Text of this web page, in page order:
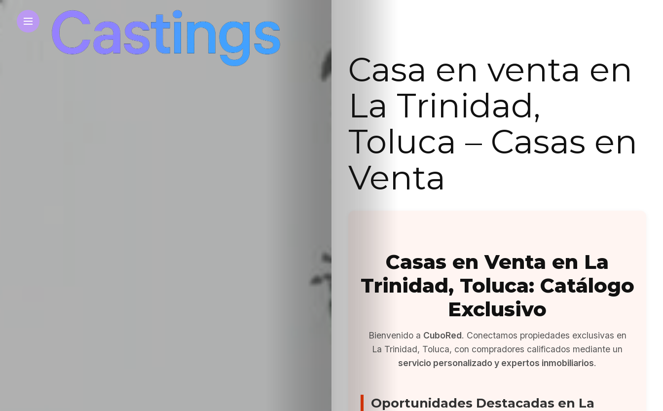
Casa en venta en
La Trinidad,
Toluca – Casas en
Venta
Casas en Venta en La
Trinidad, Toluca: Catálogo
Exclusivo
Bienvenido a CuboRed. Conectamos propiedades exclusivas en
La Trinidad, Toluca, con compradores calificados mediante un
servicio personalizado y expertos inmobiliarios.
Oportunidades Destacadas en La